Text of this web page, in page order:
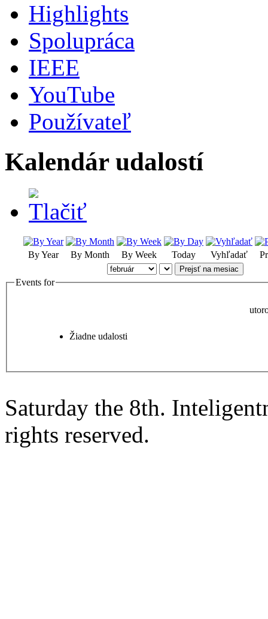
Highlights
Spolupráca
IEEE
YouTube
Používateľ
Kalendár udalostí
By Year By Month By Week Today Vyhľadať
Prejsť na mesiac
Events for
Žiadne udalosti
Saturday the 8th.
rights reserved.